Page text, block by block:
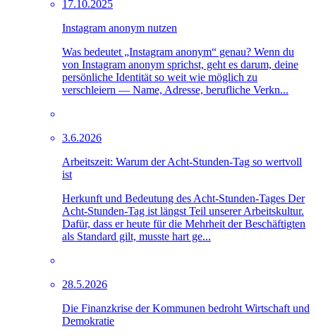
17.10.2025
Instagram anonym nutzen
Was bedeutet „Instagram anonym“ genau? Wenn du
von Instagram anonym sprichst, geht es darum, deine
persönliche Identität so weit wie möglich zu
verschleiern — Name, Adresse, berufliche Verkn...
3.6.2026
Arbeitszeit: Warum der Acht-Stunden-Tag so wertvoll
ist
Herkunft und Bedeutung des Acht-Stunden-Tages Der
Acht-Stunden-Tag ist längst Teil unserer Arbeitskultur.
Dafür, dass er heute für die Mehrheit der Beschäftigten
als Standard gilt, musste hart ge...
28.5.2026
Die Finanzkrise der Kommunen bedroht Wirtschaft und
Demokratie